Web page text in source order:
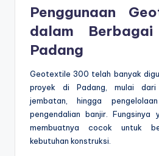
Penggunaan
dalam
Padang
Geotextile 300 telah banyak
proyek di Padang, mulai dari
jembatan, hingga
pengendalian banjir.
membuatnya cocok untuk
kebutuhan konstruksi.